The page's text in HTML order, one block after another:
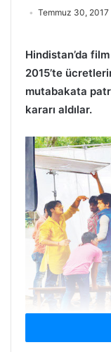
Temmuz 30, 2017
Hindistan’da
2015’te
mutabakata
kararı aldılar.